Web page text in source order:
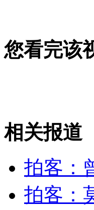
女孩北京地铁殴打
外交部：反对强权
外交部：有关国家
您看完该
相关报道
拍客：
拍客：